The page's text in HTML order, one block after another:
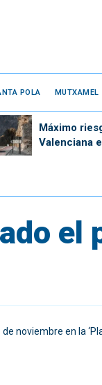
POLA MUTXAMEL
Máximo
Valenciana
el
noviembre en la